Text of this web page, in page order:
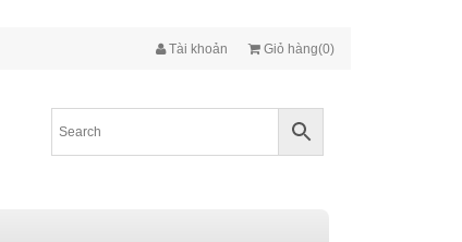
Tài khoản Giỏ hàng(0)